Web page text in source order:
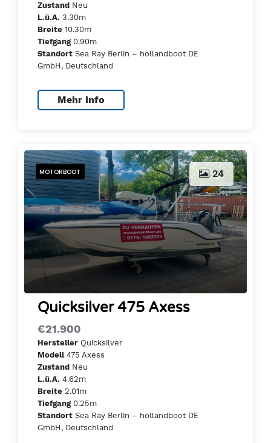
Zustand Neu
L.ü.A. 3.30m
Breite 10.30m
Tiefgang0.90m
Standort Sea Ray Berlin – hollandboot DE
GmbH, Deutschland
Mehr Info
24
MOTORBOOT
Quicksilver 475 Axess
€21.900
Hersteller Quicksilver
Modell475 Axess
Zustand Neu
L.ü.A. 4.62m
Breite 2.01m
Tiefgang0.25m
Standort Sea Ray Berlin – hollandboot DE
GmbH, Deutschland